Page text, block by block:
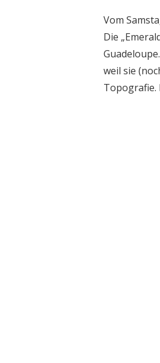
Vom
Die
weil sie
Topografie.